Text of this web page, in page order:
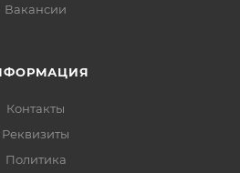
Вакансии
Контакты
Реквизиты
Политика